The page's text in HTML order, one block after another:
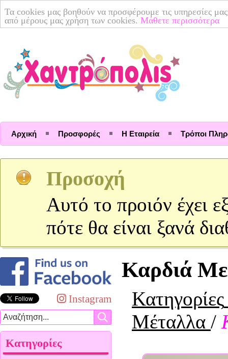
Τα cookies μας βοηθούν να προσφέρουμε τις υπηρεσίες
από μέρους μας χρήση των cookies. Μάθετε περισσότερα
Αρχική Προσφορές Η Εταιρεία Τρόποι
Προσοχή
Αυτό το προιόν έχει
πότε θα είναι ξανά
Instagram
Κατηγορίες
Καρδιά
Κατηγορίες
Μέταλλα /